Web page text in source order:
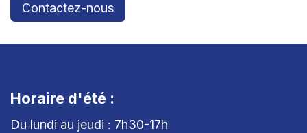
Contactez-nous
Horaire d'été :
Du lundi au jeudi : 7h30-17h